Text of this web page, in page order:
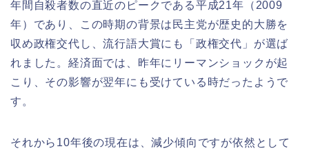
年間自殺者数の直近のピークである平成21年（2009
年）であり、この時期の背景は民主党が歴史的大勝を
収め政権交代し、流行語大賞にも「政権交代」が選ば
れました。経済面では、昨年にリーマンショックが起
こり、その影響が翌年にも受けている時だったようで
す。
それから10年後の現在は、減少傾向ですが依然として